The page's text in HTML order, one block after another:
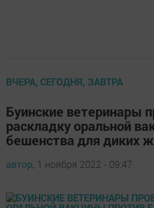
ВЧЕРА, СЕГОДНЯ, ЗАВТРА
Буинские ветеринары
раскладку оральной
бешенства для диких
автор, 1 ноября 2022 - 09:47